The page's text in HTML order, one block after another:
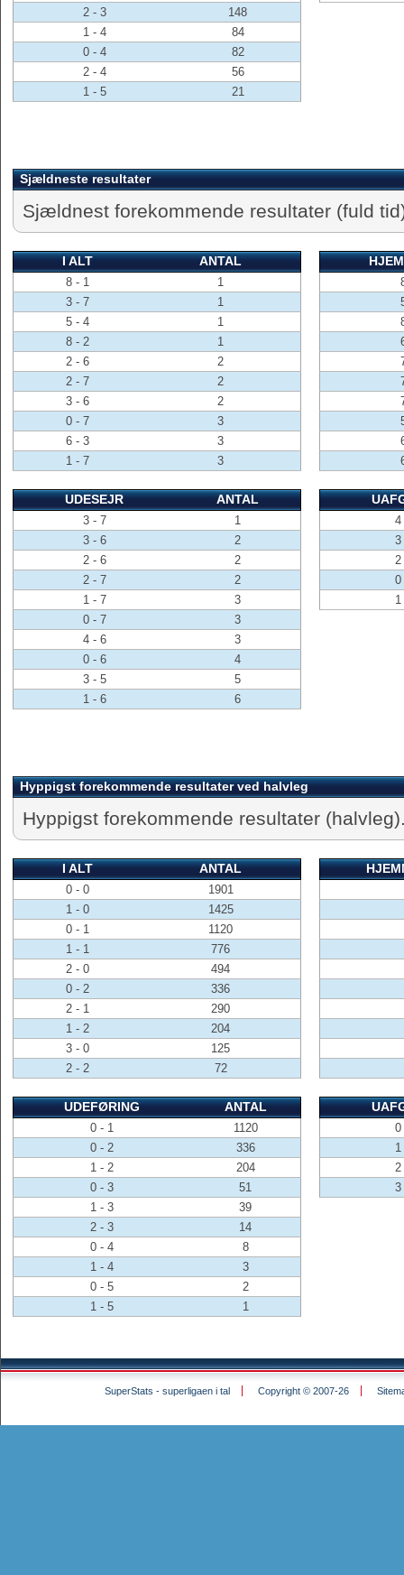
2 - 3
148
1 - 4
84
0 - 4
82
2 - 4
56
1 - 5
21
Sjældneste resultater
Sjældnest forekommende resultater (fuld
I ALT ANTAL
8 - 1
1
3 - 7
1
5 - 4
1
8 - 2
1
2 - 6
2
2 - 7
2
3 - 6
2
0 - 7
3
6 - 3
3
1 - 7
3
UDESEJR ANTAL
3 - 7
1
3 - 6
2
2 - 6
2
2 - 7
2
1 - 7
3
0 - 7
3
4 - 6
3
0 - 6
4
3 - 5
5
1 - 6
6
4
3
2
0
1
Hyppigst forekommende resultater ved halvleg
Hyppigst forekommende resultater
I ALT ANTAL
0 - 0
1901
1 - 0
1425
0 - 1
1120
1 - 1
776
2 - 0
494
0 - 2
336
2 - 1
290
1 - 2
204
3 - 0
125
2 - 2
72
UDEFØRING ANTAL
0 - 1
1120
0 - 2
336
1 - 2
204
0 - 3
51
1 - 3
39
2 - 3
14
0 - 4
8
1 - 4
3
0 - 5
2
1 - 5
1
0
1
2
3
SuperStats - superligaen i tal Copyright © 2007-26